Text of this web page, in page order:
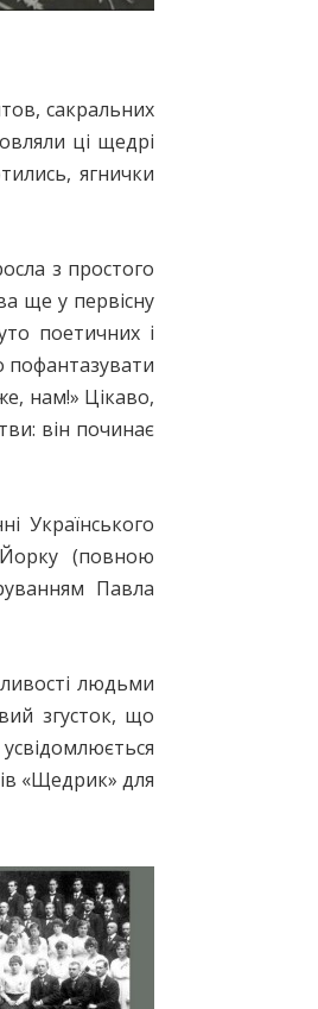
сакральних
ці щедрі
ягнички
з простого
ще у первісну
поетичних і
пофантазувати
нам!» Цікаво,
він починає
Українського
(повною
Павла
людьми
згусток, що
«Щедрик» для